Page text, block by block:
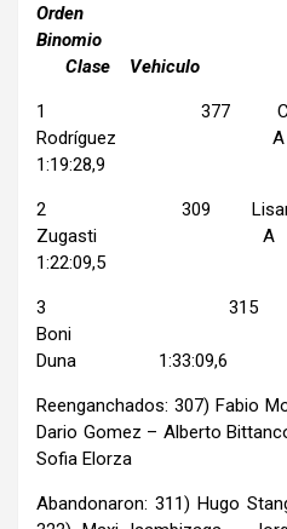
Clase Vehiculo
1 377 Cristian
Rodríguez A
1:19:28,9
2 309 Lisandro
Zugasti A
1:22:09,5
3 315 Jose
Boni
Duna 1:33:09,6
Reenganchados: 307) Fabio
Dario Gomez – Alberto
Sofia Elorza
Abandonaron: 311) Hugo